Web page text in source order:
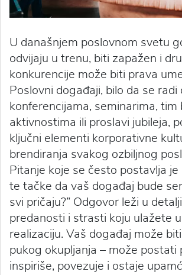
U današnjem poslovnom svetu
odvijaju u trenu, biti zapažen i
konkurencije može biti prava
Poslovni događaji, bilo da se radi
konferencijama, seminarima, tim
aktivnostima ili proslavi jubileja,
ključni elementi korporativne
brendiranja svakog ozbiljnog
Pitanje koje se često postavlja je
te tačke da vaš događaj bude
svi pričaju?” Odgovor leži u
predanosti i strasti koju ulažete
realizaciju. Vaš događaj može
pukog okupljanja – može postati
inspiriše, povezuje i ostaje